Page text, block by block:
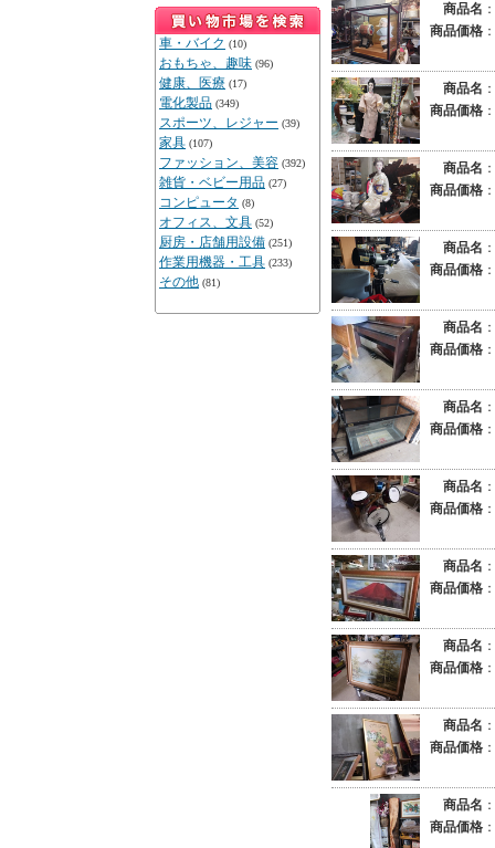
車・バイク (10)
おもちゃ、趣味 (96)
健康、医療 (17)
電化製品 (349)
スポーツ、レジャー (39)
家具 (107)
ファッション、美容 (392)
雑貨・ベビー用品 (27)
コンピュータ (8)
オフィス、文具 (52)
厨房・店舗用設備 (251)
作業用機器・工具 (233)
その他 (81)
商品名 ：
商品価格 ：
商品名 ：
商品価格 ：
商品名 ：
商品価格 ：
商品名 ：
商品価格 ：
商品名 ：
商品価格 ：
商品名 ：
商品価格 ：
商品名 ：
商品価格 ：
商品名 ：
商品価格 ：
商品名 ：
商品価格 ：
商品名 ：
商品価格 ：
商品名 ：
商品価格 ：